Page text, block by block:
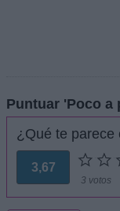
Puntuar 'Poco a
¿Qué te parece
3,67
3 votos